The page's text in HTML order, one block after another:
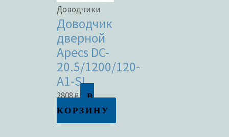
Доводчики
Доводчик
дверной
Apecs DC-
20.5/1200/120-
A1-SL
2808₽
В
КОРЗИНУ